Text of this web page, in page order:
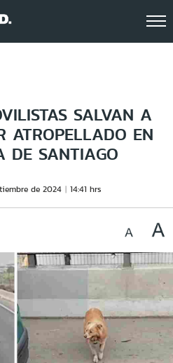
SALVAN A
ATROPELLADO EN
DE SANTIAGO
de 2024 14:41 hrs